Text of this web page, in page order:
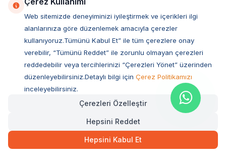
kullanılan protein kaynağı, markanın bilinirliği, üretim
maliyetleri ve ambalaj boyutudur. Bazı mamalar daha
uygun fiyatlı olurken, premium segmentte yer alan
markalar daha yüksek bir fiyat etiketiyle
sunulmaktadır. Ancak, yüksek fiyat her zaman en iyi
besin değerini sunmaz. Bu nedenle, fiyat odaklı kedi
maması karşılaştırması yaparken mamanın içeriğini,
protein ve yağ oranını, katkı maddesi olup olmadığını
ve tahıl içeriğini dikkatlice incelemek gerekir.
Yetişkin Kedi Maması Fiyatlarını Etkileyen Faktörler
Protein Kaynağı ve Kalitesi
Web sitemizde deneyiminizi iyileştirmek ve içerikleri ilgi
alanlarınıza göre düzenlemek amacıyla çerezler
kullanıyoruz.Tümünü Kabul Et” ile tüm çerezlere onay
verebilir, “Tümünü Reddet” ile zorunlu olmayan çerezleri
reddedebilir veya tercihlerinizi “Çerezleri Yönet” üzerinden
düzenleyebilirsiniz.Detaylı bilgi için Çerez Politikamızı
inceleyebilirsiniz.
Çerezleri Özelleştir
Hepsini Reddet
Hepsini Kabul Et